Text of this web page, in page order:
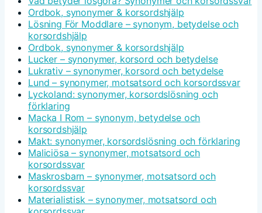
Ordbok, synonymer & korsordshjälp
Lösning För Moddlare – synonym, betydelse och
korsordshjälp
Ordbok, synonymer & korsordshjälp
Lucker – synonymer, korsord och betydelse
Lukrativ – synonymer, korsord och betydelse
Lund – synonymer, motsatsord och korsordssvar
Lyckoland: synonymer, korsordslösning och
förklaring
Macka I Rom – synonym, betydelse och
korsordshjälp
Makt: synonymer, korsordslösning och förklaring
Maliciösa – synonymer, motsatsord och
korsordssvar
Maskrosbarn – synonymer, motsatsord och
korsordssvar
Materialistisk – synonymer, motsatsord och